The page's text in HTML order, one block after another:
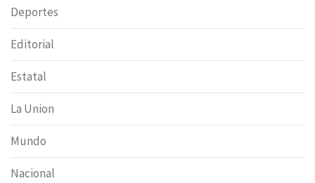
Deportes
Editorial
Estatal
La Union
Mundo
Nacional